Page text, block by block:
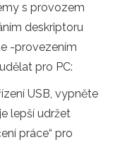
s provozem
deskriptoru
-provezením
pro PC:
USB, vypněte
lepší udržet
práce“ pro